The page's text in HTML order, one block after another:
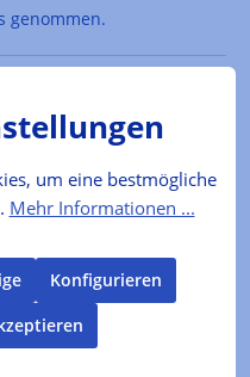
genommen.
Ferber
aus
aus dem Maison
reifem…
um eine bestmögliche
Mehr Informationen ...
Konfigurieren